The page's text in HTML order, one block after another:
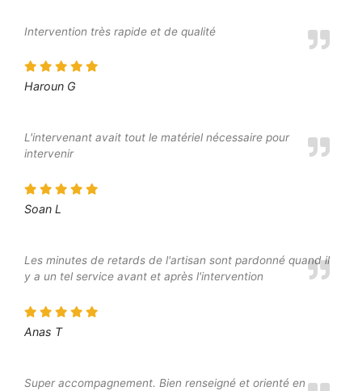
Intervention très rapide et de qualité
Haroun G
L'intervenant avait tout le matériel nécessaire pour
intervenir
Soan L
Les minutes de retards de l'artisan sont pardonné quand il
y a un tel service avant et après l'intervention
Anas T
Super accompagnement. Bien renseigné et orienté en